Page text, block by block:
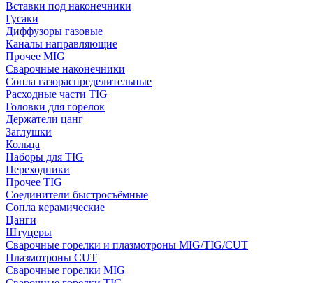
Вставки под наконечники
Гусаки
Диффузоры газовые
Каналы направляющие
Прочее MIG
Сварочные наконечники
Сопла газораспределительные
Расходные части TIG
Головки для горелок
Держатели цанг
Заглушки
Кольца
Наборы для TIG
Переходники
Прочее TIG
Соединители быстросъёмные
Сопла керамические
Цанги
Штуцеры
Сварочные горелки и плазмотроны MIG/TIG/CUT
Плазмотроны CUT
Сварочные горелки MIG